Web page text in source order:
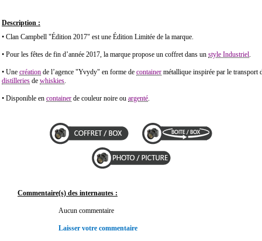
Description :
• Clan Campbell "Édition 2017" est une Édition Limitée de la marque.
• Pour les fêtes de fin d’année 2017, la marque propose un coffret dans un style Industriel
• Une création de l’agence "Yvydy" en forme de container métallique inspirée par le transport
distilleries de whiskies
• Disponible en container de couleur noire ou argenté
Commentaire(s) des internautes :
Aucun commentaire
Laisser votre commentaire